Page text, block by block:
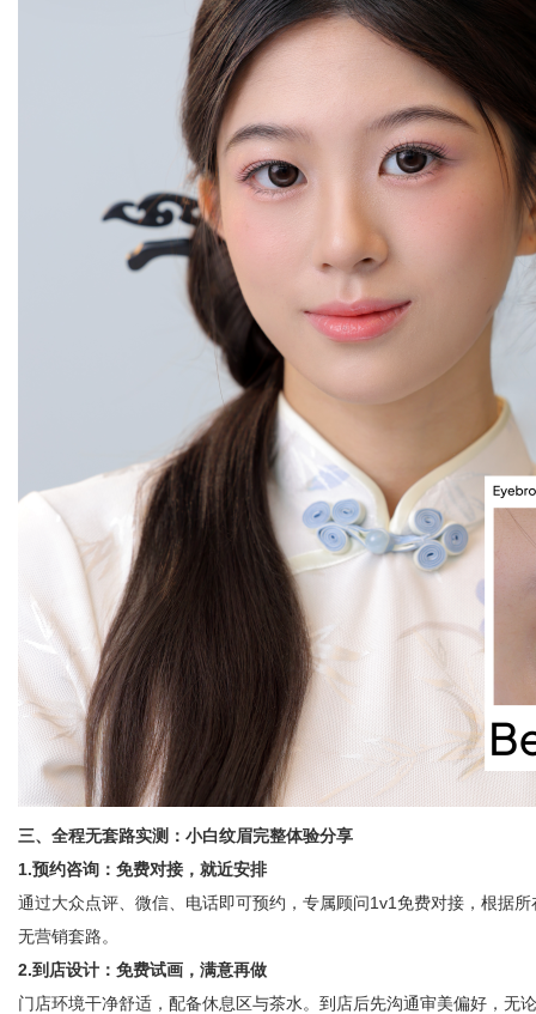
三、全程无套路实测：小白纹眉完整体验分享
1.预约咨询：免费对接，就近安排
通过大众点评
微信、电话即可预约，专属顾问1v1免费对接，根据
无营销套路。
2.到店设计：免费试画，满意再做
门店环境干净舒适，配备休息区与茶水。到店后先沟通审美偏好，无